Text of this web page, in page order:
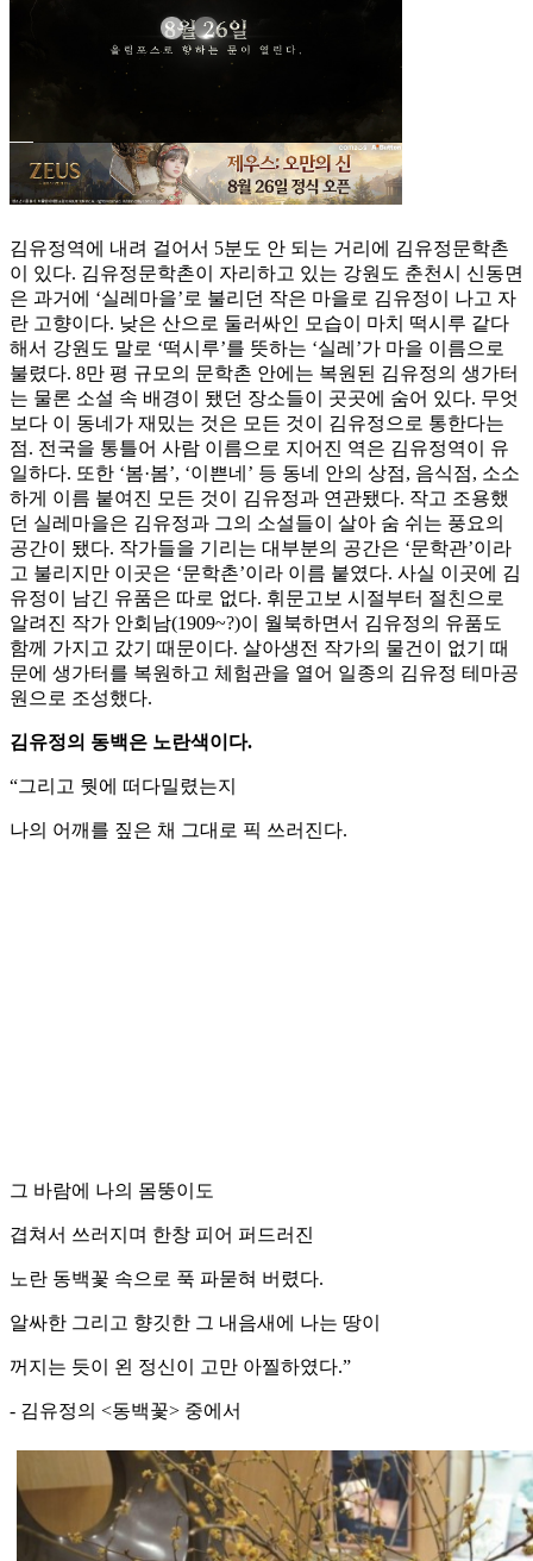
김유정역에 내려 걸어서 5분도 안 되는 거리에 김유정문학촌
이 있다. 김유정문학촌이 자리하고 있는 강원도 춘천시 신동면
은 과거에 ‘실레마을’로 불리던 작은 마을로 김유정이 나고 자
란 고향이다. 낮은 산으로 둘러싸인 모습이 마치 떡시루 같다
해서 강원도 말로 ‘떡시루’를 뜻하는 ‘실레’가 마을 이름으로
불렸다. 8만 평 규모의 문학촌 안에는 복원된 김유정의 생가터
는 물론 소설 속 배경이 됐던 장소들이 곳곳에 숨어 있다. 무엇
보다 이 동네가 재밌는 것은 모든 것이 김유정으로 통한다는
점. 전국을 통틀어 사람 이름으로 지어진 역은 김유정역이 유
일하다. 또한 ‘봄·봄’, ‘이쁜네’ 등 동네 안의 상점, 음식점, 소소
하게 이름 붙여진 모든 것이 김유정과 연관됐다. 작고 조용했
던 실레마을은 김유정과 그의 소설들이 살아 숨 쉬는 풍요의
공간이 됐다. 작가들을 기리는 대부분의 공간은 ‘문학관’이라
고 불리지만 이곳은 ‘문학촌’이라 이름 붙였다. 사실 이곳에 김
유정이 남긴 유품은 따로 없다. 휘문고보 시절부터 절친으로
알려진 작가 안회남(1909~?)이 월북하면서 김유정의 유품도
함께 가지고 갔기 때문이다. 살아생전 작가의 물건이 없기 때
문에 생가터를 복원하고 체험관을 열어 일종의 김유정 테마공
원으로 조성했다.
김유정의 동백은 노란색이다.
“그리고 뭣에 떠다밀렸는지
나의 어깨를 짚은 채 그대로 픽 쓰러진다.
그 바람에 나의 몸뚱이도
겹쳐서 쓰러지며 한창 피어 퍼드러진
노란 동백꽃 속으로 푹 파묻혀 버렸다.
알싸한 그리고 향깃한 그 내음새에 나는 땅이
꺼지는 듯이 왼 정신이 고만 아찔하였다.”
- 김유정의 <동백꽃> 중에서